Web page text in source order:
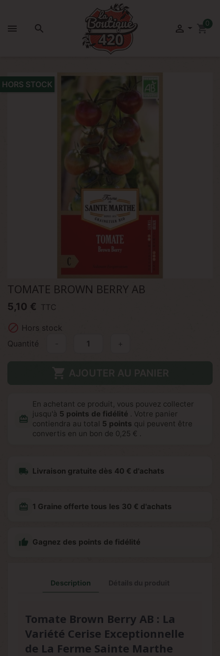
   shopping_cart0
HORS STOCK
TOMATE BROWN BERRY AB
5,10 € TTC
 Hors stock
Quantité
+
 AJOUTER AU PANIER
redeem
En achetant ce produit, vous pouvez collecter
jusqu'à 5 points de fidélité . Votre panier
contiendra au total 5 points qui peuvent être
convertis en un bon de 0,25 € .
local_shipping Livraison gratuite dès 40 € d'achats
redeem 1 Graine offerte tous les 30 € d'achats
 Gagnez des points de fidélité
Description
Tomate Brown Berry AB : La
Variété Cerise Exceptionnelle
de La Ferme Sainte Marthe